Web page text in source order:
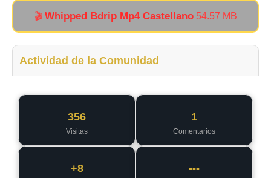
🎬 Whipped Bdrip Mp4 Castellano 54.57 MB
Actividad de la Comunidad
356
Visitas
1
Comentarios
+8 ---